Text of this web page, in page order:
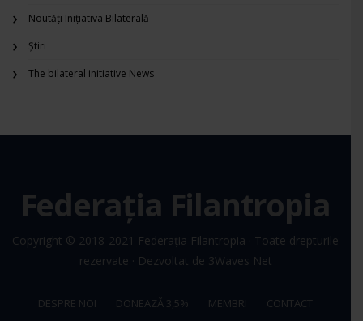
Noutăți Inițiativa Bilaterală
Știri
The bilateral initiative News
Federația Filantropia
Copyright © 2018-2021 Federația Filantropia · Toate drepturile
rezervate · Dezvoltat de 3Waves Net
DESPRE NOI DONEAZĂ 3,5% MEMBRI
CONTACT